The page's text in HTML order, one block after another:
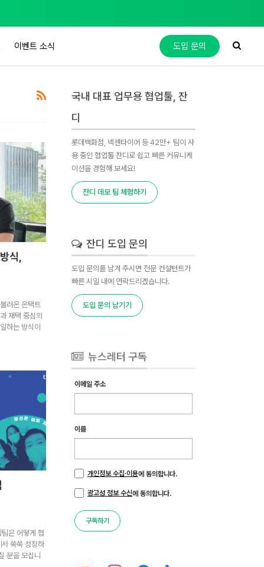
도입 문의
이벤트 소식
식,
러온 온택트
재택 중심의
하는 방식이
은 어떻게 협
쑥쑥 성장하
분을 모십니
국내 대표 업무용 협업툴, 잔
디
롯데백화점, 넥센타이어 등 42만+ 팀이 사
용 중인 협업툴 잔디로 쉽고 빠른 커뮤니케
이션을 경험해 보세요!
잔디 데모 팀 체험하기
잔디 도입 문의
도입 문의를 남겨 주시면 전문 컨설턴트가
빠른 시일 내에 연락드리겠습니다.
도입 문의 남기기
뉴스레터 구독
이메일 주소
이름
개인정보 수집·이용에 동의합니다.
광고성 정보 수신에 동의합니다.
구독하기